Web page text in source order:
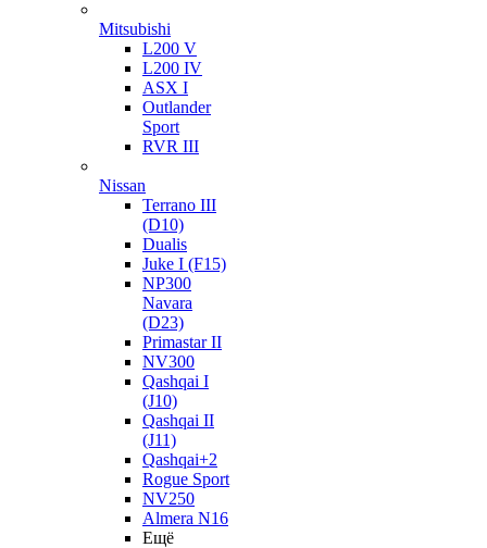
Mitsubishi
L200 V
L200 IV
ASX I
Outlander
Sport
RVR III
Nissan
Terrano III
(D10)
Dualis
Juke I (F15)
NP300
Navara
(D23)
Primastar II
NV300
Qashqai I
(J10)
Qashqai II
(J11)
Qashqai+2
Rogue Sport
NV250
Almera N16
Ещё